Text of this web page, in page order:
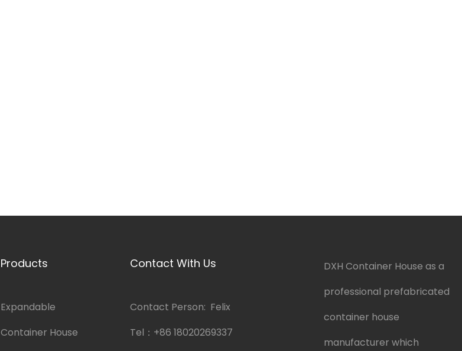
Products
Expandable
Container House
Contact With Us
Contact Person: Felix
Tel： +86 18020269337
DXH Container House as a
professional prefabricated
container house
manufacturer which